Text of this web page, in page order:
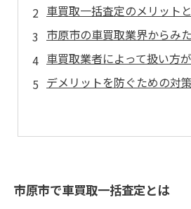
車買取一括査定のメリット
市原市の車買取業界からみ
車買取業者によって扱い方
デメリットを防ぐための対
市原市で車買取一括査定とは